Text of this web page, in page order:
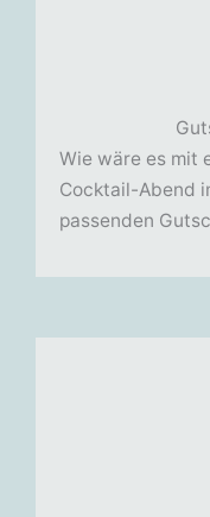
Wie wäre es mit
Cocktail-Abend
passenden